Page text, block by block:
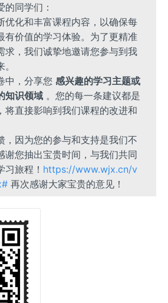
同学们：
优化和丰富课程内容，以确保每
有价值的学习体验。为了更精准
求，我们诚挚地邀请您参与到我
中，分享您感兴趣的学习主题或
知识领域 。您的每一条建议都是
将直接影响到我们课程的改进和
，因为您的参与和支持是我们不
谢您抽出宝贵时间，与我们共同
习旅程！ https://www.wjx.cn/v
再次感谢大家宝贵的意见！